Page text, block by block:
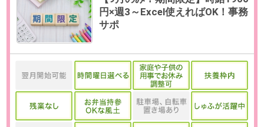
残業 ありません。
日数 週4～5日（月～金）
※日数・曜日の選択可能
けます。
【在宅勤務について】就業開始か
ら1ヶ月後を目安に、週2～3日程度
の在宅勤務が可能です。
勤務期間
即日～長期
※8月開始のご相談も可能です。